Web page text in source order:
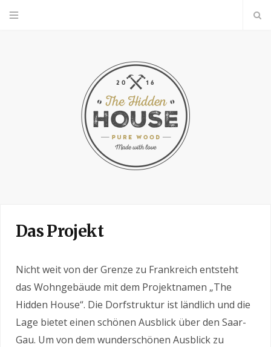
Das Projekt
Nicht weit von der Grenze zu Frankreich entsteht
das Wohngebäude mit dem Projektnamen „The
Hidden House“. Die Dorfstruktur ist ländlich und die
Lage bietet einen schönen Ausblick über den Saar-
Gau. Um von dem wunderschönen Ausblick zu